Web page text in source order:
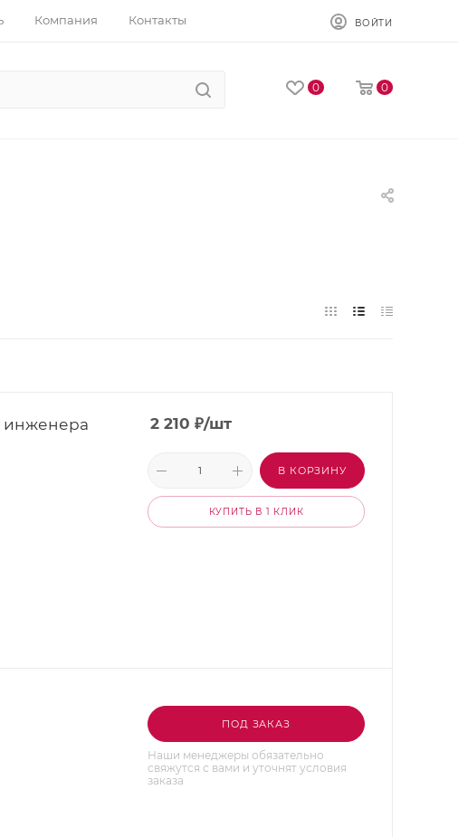
Компания Контакты ВОЙТИ
0 0
инженера 2 210 ₽/шт
В КОРЗИНУ
КУПИТЬ В 1 КЛИК
ПОД ЗАКАЗ
Наши менеджеры обязательно
свяжутся с вами и уточнят условия
заказа